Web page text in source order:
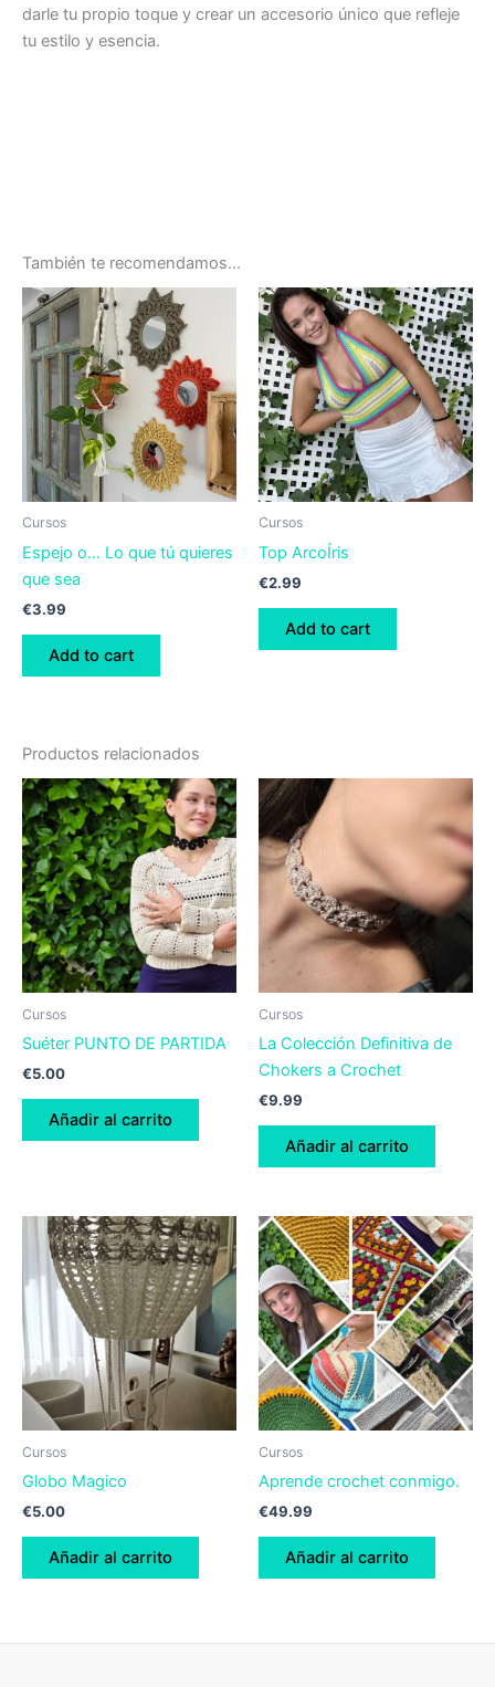
darle tu propio toque y crear un accesorio único que refleje
tu estilo y esencia.
También te recomendamos…
Cursos
Espejo o… Lo que tú quieres
que sea
€3.99
Add to cart
Cursos
Top ArcoÍris
€2.99
Add to cart
Productos relacionados
Cursos
Suéter PUNTO DE PARTIDA
€5.00
Añadir al carrito
Cursos
La Colección Definitiva de
Chokers a Crochet
€9.99
Añadir al carrito
Cursos
Globo Magico
€5.00
Añadir al carrito
Cursos
Aprende crochet conmigo.
€49.99
Añadir al carrito